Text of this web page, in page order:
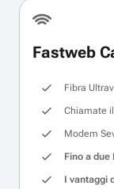
Fastweb
Fibra
Chiamate
Modem
Fino a due
I vantaggi